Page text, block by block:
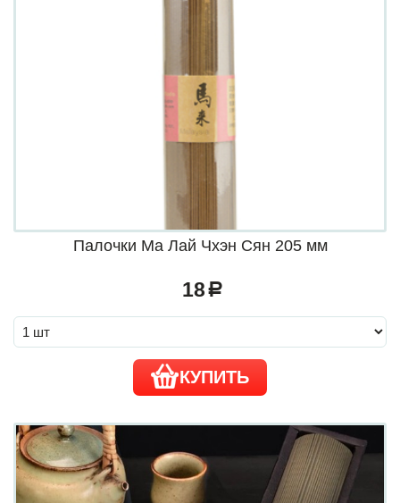
Палочки Ма Лай Чхэн Сян 205 мм
18 a
КУПИТЬ